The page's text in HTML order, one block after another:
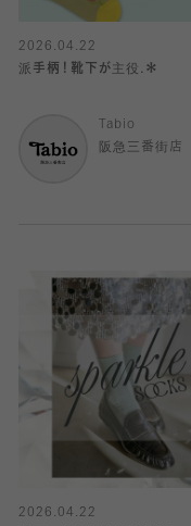
2026.04.22
派手柄！靴下が主役.＊
Tabio
阪急三番街店
2026.04.22